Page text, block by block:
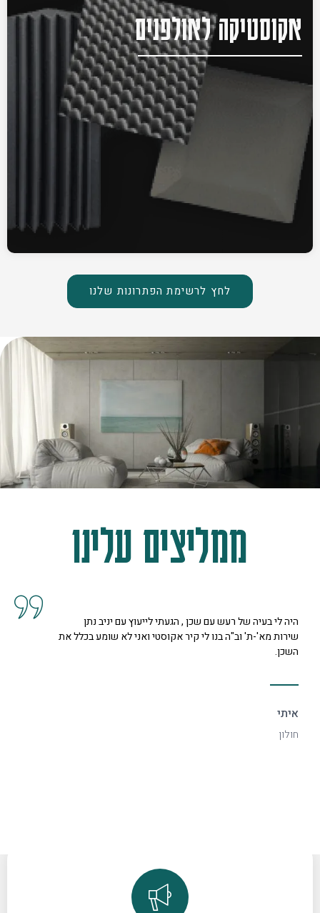
אקוסטיקה לאולפנים
לחץ לרשימת הפתרונות שלנו
ממליצים עלינו
קיבלנו שרות מצוין, הסברים ותשובות לכל השאלות מנציגה
נחמדה מאוד בשם קרן היא המליצה לנו על פיתרון להד בחלל
דקורטיבי ויפה.
ספיר
רמת גן